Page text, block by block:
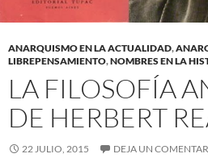
ANARQUISMO EN LA ACTUALIDAD,
LIBREPENSAMIENTO,NOMBRES EN LA
LA FILOSOFÍA
DE HERBERT
22 JULIO, 2015 DEJA UN